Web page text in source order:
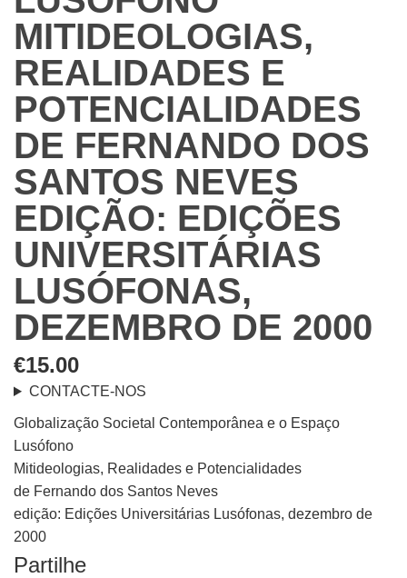
MITIDEOLOGIAS,
REALIDADES E
POTENCIALIDADES
DE FERNANDO DOS
SANTOS NEVES
EDIÇÃO: EDIÇÕES
UNIVERSITÁRIAS
LUSÓFONAS,
DEZEMBRO DE 2000
€15.00
CONTACTE-NOS
Globalização Societal Contemporânea e o Espaço
Lusófono
Mitideologias, Realidades e Potencialidades
de Fernando dos Santos Neves
edição: Edições Universitárias Lusófonas, dezembro de
2000
Partilhe